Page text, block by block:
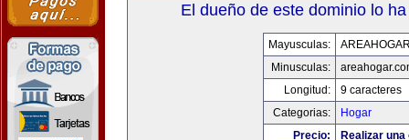
El dueño de este dominio lo
Mayusculas:
Minusculas:
Longitud:
9 caracteres
Categorias:
Hogar
Precio:
Realizar